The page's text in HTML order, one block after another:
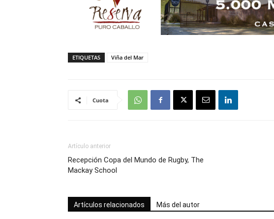
ETIQUETAS Viña del Mar
Cuota
Artículo anterior
Recepción Copa del Mundo de Rugby, The
Mackay School
Artículos relacionados Más del autor